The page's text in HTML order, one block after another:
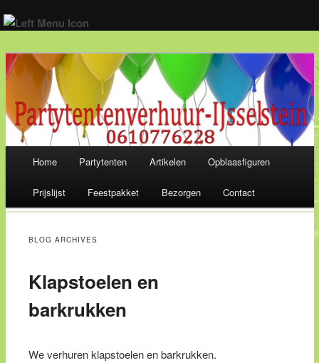
Wij verhuren alles voor een geslaagd feest! 06-10 77 62 28
Skip
to
content
Home Partytenten Artikelen Opblaasfiguren
Prijslijst Feestpakket Bezorgen Contact
BLOG ARCHIVES
Klapstoelen en
barkrukken
We verhuren klapstoelen en barkrukken.